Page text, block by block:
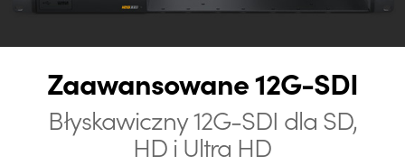
Zaawansowane 12G-SDI
Błyskawiczny 12G-SDI dla SD,
HD i Ultra HD